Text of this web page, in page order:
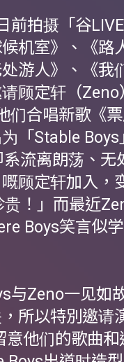
前拍摄「谷
机室》、《路
游人》、《我
顾定轩（
们合唱新歌《
「Stable
流离朗荡、无
顾定轩加入，
！」而最近
Boys笑言似
与Zeno一见如
所以特別邀请
他们的歌曲